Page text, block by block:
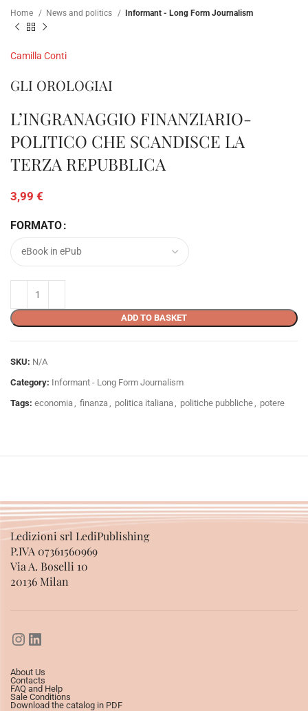
Home News and politics Informant - Long Form Journalism
Camilla Conti
GLI OROLOGIAI
L’INGRANAGGIO FINANZIARIO-
POLITICO CHE SCANDISCE LA
TERZA REPUBBLICA
3,99 €
FORMATO
ADD TO BASKET
SKU: N/A
Category: Informant - Long Form Journalism
Tags: economia finanza politica italiana politiche pubbliche potere
Ledizioni srl LediPublishing
P.IVA 07361560969
Via A. Boselli 10
20136 Milan
About Us
Contacts
FAQ and Help
Sale Conditions
Download the catalog in PDF